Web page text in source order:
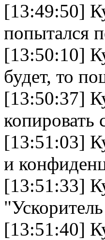
[13:49:50]
попытался
[13:50:10]
будет, то
[13:50:37]
копировать
[13:51:03]
и
[13:51:33]
[13:51:40]